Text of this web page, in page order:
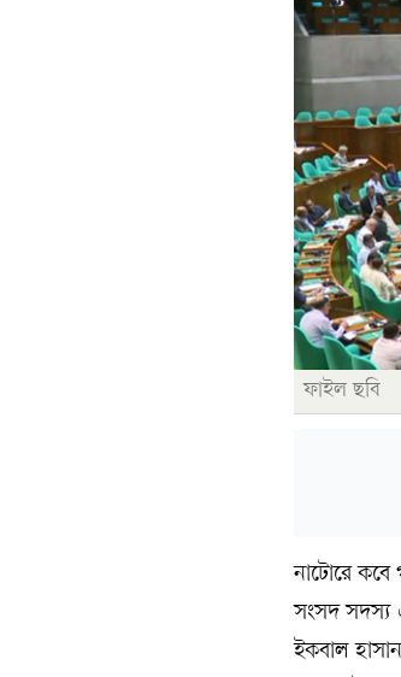
ফাইল ছবি
নাটোরে কবে
সংসদ সদস্য
ইকবাল